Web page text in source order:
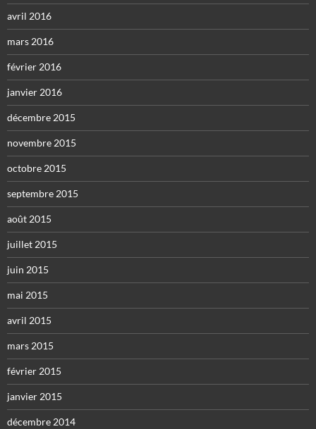
avril 2016
mars 2016
février 2016
janvier 2016
décembre 2015
novembre 2015
octobre 2015
septembre 2015
août 2015
juillet 2015
juin 2015
mai 2015
avril 2015
mars 2015
février 2015
janvier 2015
décembre 2014